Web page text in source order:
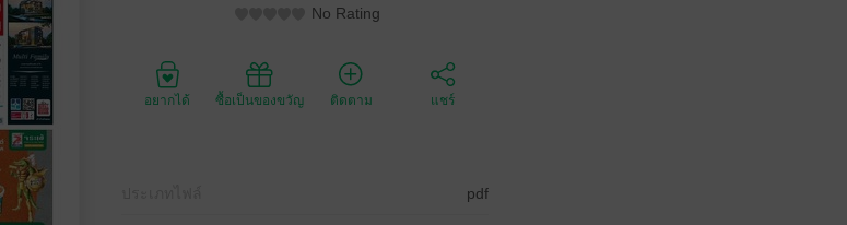
No Rating
อยากได้ ซื้อเป็นของขวัญ ติดตาม แชร์
pdf